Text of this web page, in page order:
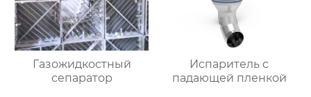
Газожидкостный
сепаратор
Испаритель c
падающей пленкой